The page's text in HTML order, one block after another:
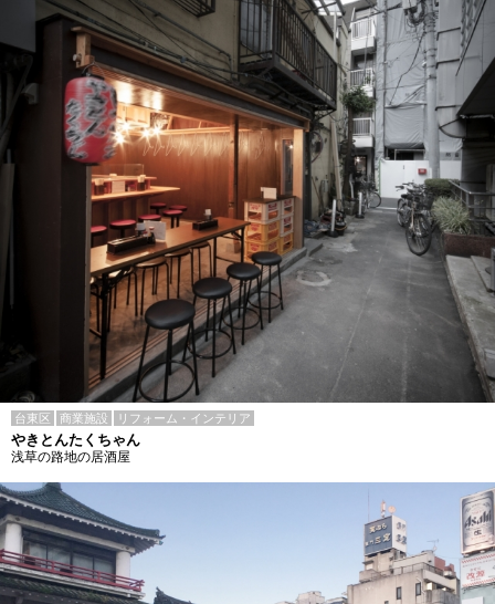
台東区 商業施設 リフォーム・インテリア
やきとんたくちゃん
浅草の路地の居酒屋